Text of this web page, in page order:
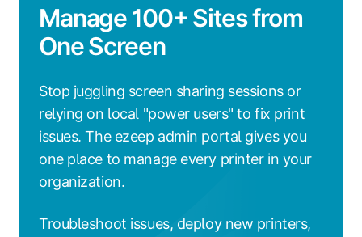
Manage 100+ Sites from
One Screen
Stop juggling screen sharing sessions or
relying on local "power users" to fix print
issues. The ezeep admin portal gives you
one place to manage every printer in your
organization.
Troubleshoot issues, deploy new printers,